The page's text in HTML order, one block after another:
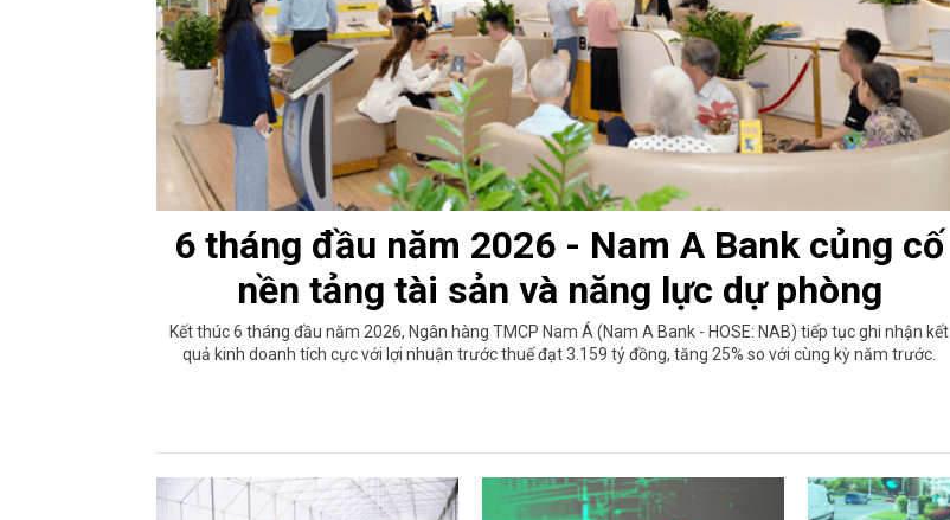
6 tháng đầu năm 2026 - Nam A Bank củng cố
nền tảng tài sản và năng lực dự phòng
Kết thúc 6 tháng đầu năm 2026, Ngân hàng TMCP Nam Á (Nam A Bank - HOSE: NAB) tiếp tục ghi nhận kết
quả kinh doanh tích cực với lợi nhuận trước thuế đạt 3.159 tỷ đồng, tăng 25% so với cùng kỳ năm trước.